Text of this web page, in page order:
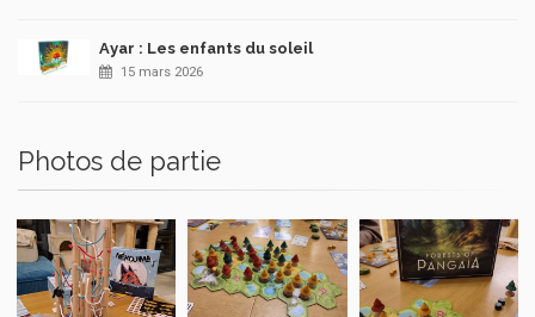
Ayar : Les enfants du soleil
15 mars 2026
Photos de partie